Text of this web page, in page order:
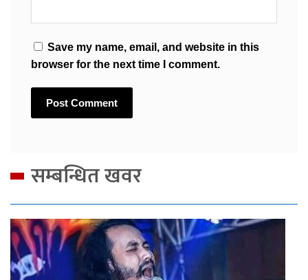
Save my name, email, and website in this
browser for the next time I comment.
सम्बन्धित खवर